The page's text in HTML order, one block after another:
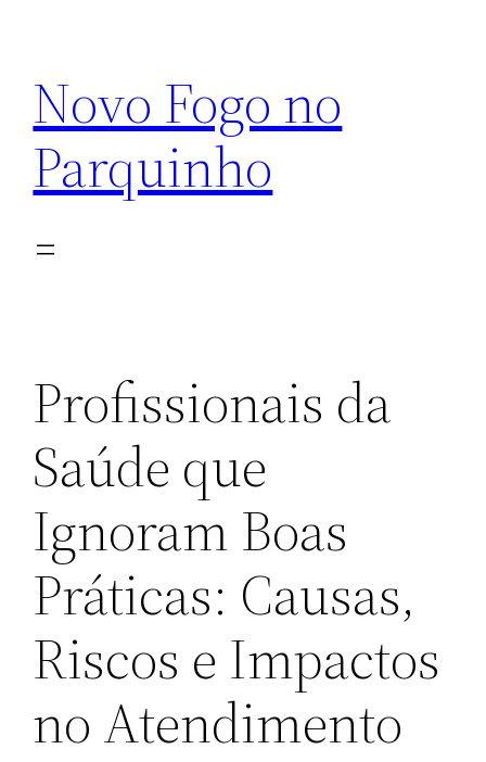
conteúdo
Novo Fogo no
Parquinho
Profissionais da
Saúde que
Ignoram Boas
Práticas: Causas,
Riscos e Impactos
no Atendimento